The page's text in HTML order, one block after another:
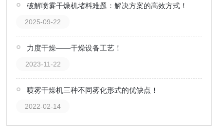
破解喷雾干燥机堵料难题：解决方案的高效方式！
2025-09-22
力度干燥——干燥设备工艺！
2023-11-22
喷雾干燥机三种不同雾化形式的优缺点！
2022-02-14